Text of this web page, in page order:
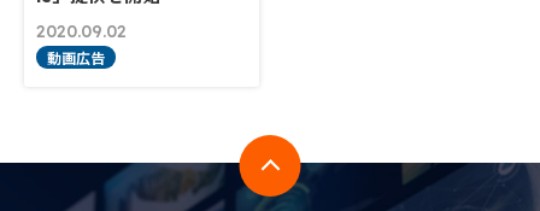
2020.09.02
動画広告